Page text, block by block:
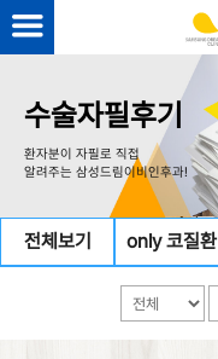
수술자필후기
환자분이 자필로 직접
알려주는 삼성드림이비인후과!
전체보기 only 코질환